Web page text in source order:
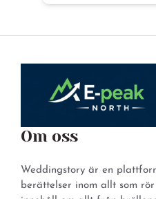
Om oss
Weddingstory är en
berättelser inom allt som